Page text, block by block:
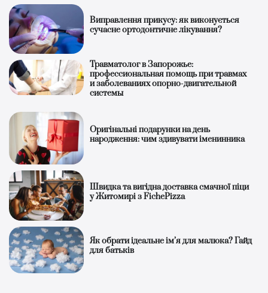
Виправлення прикусу: як виконується
сучасне ортодонтичне лікування?
Травматолог в Запорожье:
профессиональная помощь при травмах
и заболеваниях опорно-двигательной
системы
Оригінальні подарунки на день
народження: чим здивувати іменинника
Швидка та вигідна доставка смачної піци
у Житомирі з FichePizza
Як обрати ідеальне ім’я для малюка? Гайд
для батьків